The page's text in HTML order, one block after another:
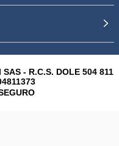
- R.C.S. DOLE 504 811